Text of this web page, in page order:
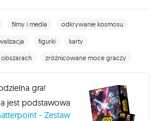
filmy i media odkrywanie kosmosu
figurki
karty
zróżnicowane moce graczy
gra!
jest podstawowa
- Zestaw